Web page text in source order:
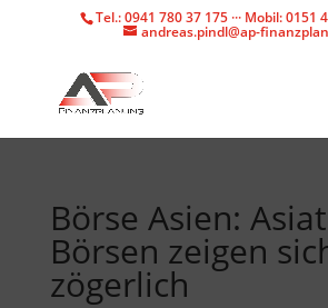
Tel.: 0941 780 37 175 ··· Mobil: 0151
andreas.pindl@ap-
Börse Asien:
Börsen zeigen
zögerlich